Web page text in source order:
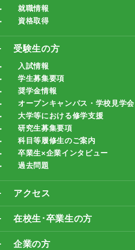
就職情報
資格取得
受験生の方
入試情報
学生募集要項
奨学金情報
オープンキャンパス・学校見学会
大学等における修学支援
研究生募集要項
科目等履修生のご案内
卒業生×企業インタビュー
過去問題
アクセス
在校生･卒業生の方
企業の方